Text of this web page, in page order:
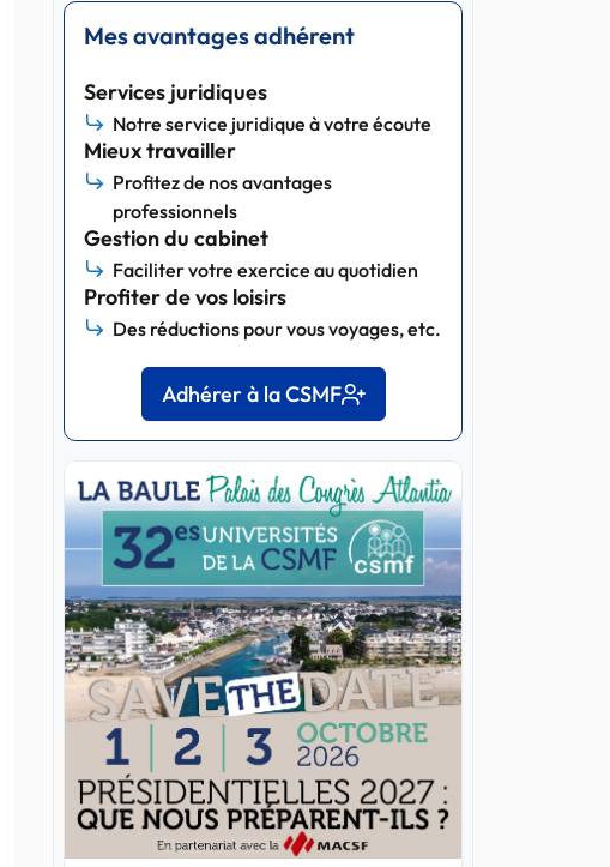
Mes avantages adhérent
Services juridiques
Notre service juridique à votre écoute
Mieux travailler
Profitez de nos avantages
professionnels
Gestion du cabinet
Faciliter votre exercice au quotidien
Profiter de vos loisirs
Des réductions pour vous voyages, etc.
Adhérer à la CSMF